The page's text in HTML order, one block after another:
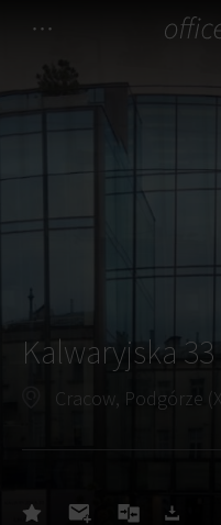
Kalwaryjska 33
Cracow, Podgórze